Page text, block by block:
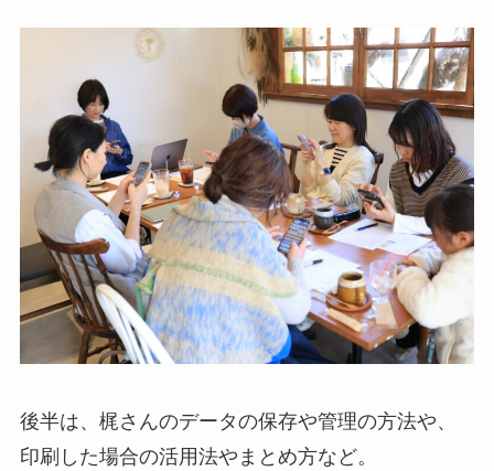
後半は、梶さんのデータの保存や管理の方法や、
印刷した場合の活用法やまとめ方など。